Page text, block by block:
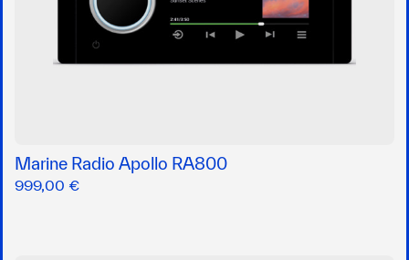
Marine Radio Apollo RA800
999,00 €